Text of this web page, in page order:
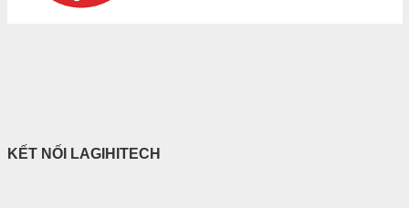
KẾT NỐI LAGIHITECH